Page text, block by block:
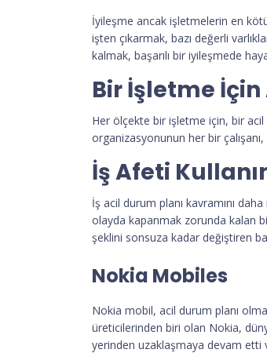
İyileşme ancak işletmelerin en
işten çıkarmak, bazı değerli
kalmak, başarılı bir iyileşmede
Bir İşletme İçin
Her ölçekte bir işletme için, bir
organizasyonunun her bir
İş Afeti
İş acil durum planı kavramını
olayda kapanmak zorunda kalan
şeklini sonsuza kadar değiştiren
Nokia Mobiles
Nokia mobil, acil durum planı
üreticilerinden biri olan Nokia,
yerinden uzaklaşmaya devam etti